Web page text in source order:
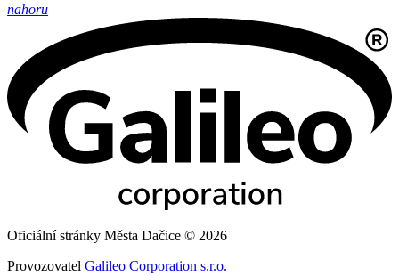
nahoru
Oficiální stránky Města Dačice © 2026
Provozovatel Galileo Corporation s.r.o.